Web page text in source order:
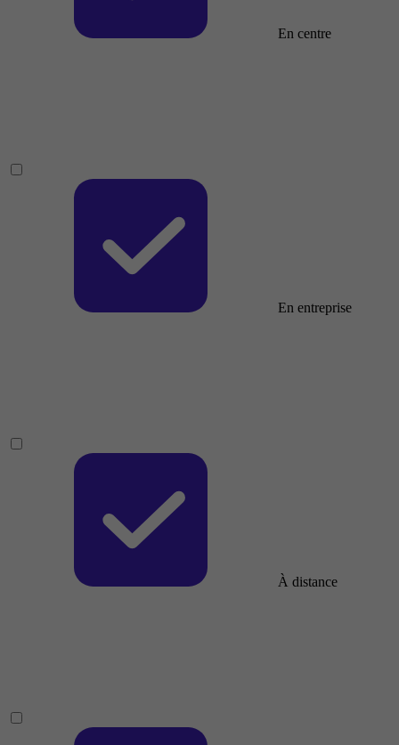
En centre
En entreprise
À distance